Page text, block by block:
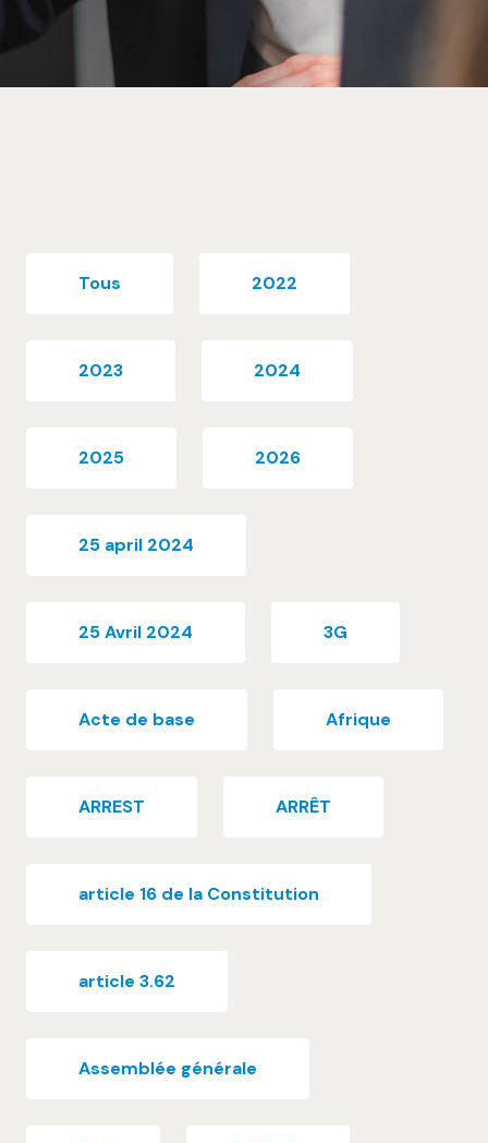
Tous 2022
2023 2024
2025 2026
25 april 2024
25 Avril 2024 3G
Acte de base Afrique
ARREST ARRÊT
article 16 de la Constitution
article 3.62
Assemblée générale